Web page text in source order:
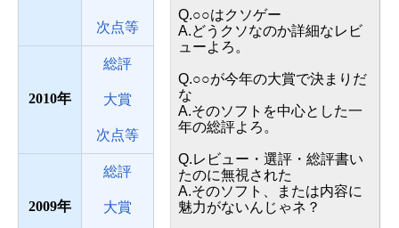
次点等
2010
総評
大賞
次点等
2009
総評
大賞
Q.○○はクソゲー
A.どうクソなのか詳細なレビ
ューよろ。
Q.○○が今年の大賞で決まりだ
な
A.そのソフトを中心とした一
年の総評よろ。
Q.レビュー・選評・総評書い
たのに無視された
A.そのソフト、または内容に
魅力がないんじゃネ？